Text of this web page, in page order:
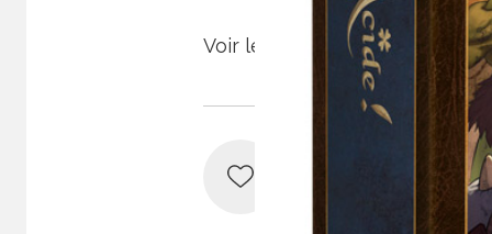
Voir le projet
Twitter X